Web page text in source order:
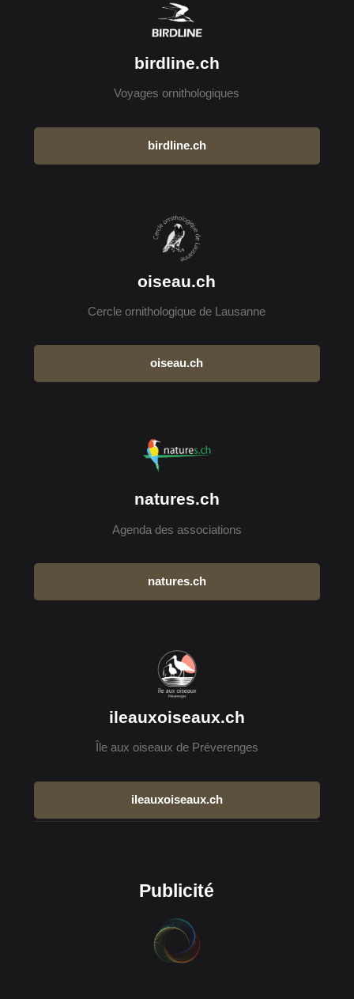
birdline.ch
Voyages ornithologiques
birdline.ch
oiseau.ch
Cercle ornithologique de Lausanne
oiseau.ch
natures.ch
Agenda des associations
natures.ch
ileauxoiseaux.ch
Île aux oiseaux de Préverenges
ileauxoiseaux.ch
Publicité